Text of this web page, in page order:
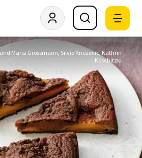
Maria Grossmann, Silvio Knezevic, Kathrin
Koschitzki